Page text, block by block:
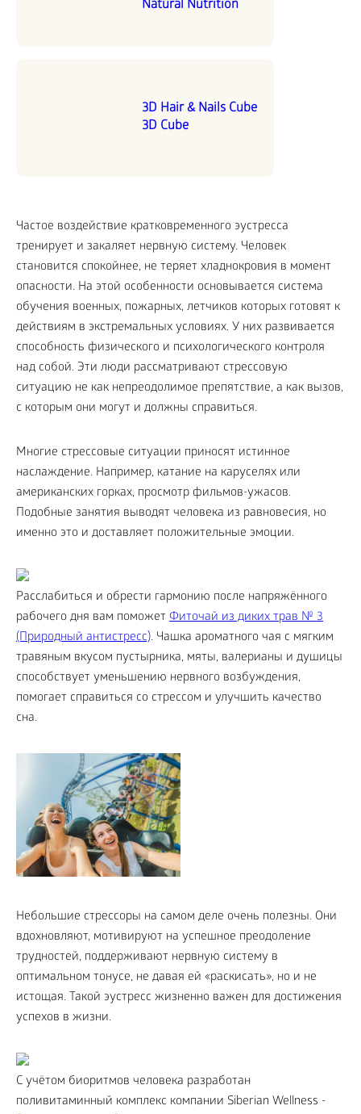
Natural Nutrition
3D Hair & Nails Cube
3D Cube
Частое воздействие кратковременного эустресса
тренирует и закаляет нервную систему. Человек
становится спокойнее, не теряет хладнокровия в момент
опасности. На этой особенности основывается система
обучения военных, пожарных, летчиков которых готовят к
действиям в экстремальных условиях. У них развивается
способность физического и психологического контроля
над собой. Эти люди рассматривают стрессовую
ситуацию не как непреодолимое препятствие, а как вызов,
с которым они могут и должны справиться.
Многие стрессовые ситуации приносят истинное
наслаждение. Например, катание на каруселях или
американских горках, просмотр фильмов-ужасов.
Подобные занятия выводят человека из равновесия, но
именно это и доставляет положительные эмоции.
Расслабиться и обрести гармонию после напряжённого
рабочего дня вам поможет Фиточай из диких трав № 3
(Природный антистресс). Чашка ароматного чая с мягким
травяным вкусом пустырника, мяты, валерианы и душицы
способствует уменьшению нервного возбуждения,
помогает справиться со стрессом и улучшить качество
сна.
Небольшие стрессоры на самом деле очень полезны. Они
вдохновляют, мотивируют на успешное преодоление
трудностей, поддерживают нервную систему в
оптимальном тонусе, не давая ей «раскисать», но и не
истощая. Такой эустресс жизненно важен для достижения
успехов в жизни.
С учётом биоритмов человека разработан
поливитаминный комплекс компании Siberian Wellness -